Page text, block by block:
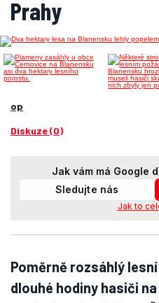
Prahy
op
Diskuze (0)
Jak vám má Google
Sledujte nás
Jak to
Poměrně rozsáhlý
dlouhé hodiny hasiči